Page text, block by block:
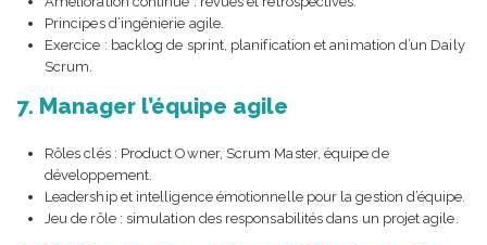
Principes d’ingénierie agile.
Exercice : backlog de sprint, planification et animation d’un Daily
Scrum.
7. Manager l’équipe agile
Rôles clés : Product Owner, Scrum Master, équipe de
développement.
Leadership et intelligence émotionnelle pour la gestion d’équipe.
Jeu de rôle : simulation des responsabilités dans un projet agile.